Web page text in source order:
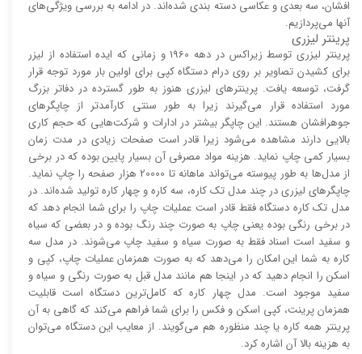
افشان، سه بعدی و عکاسی دسته بندی شده‌اند. در ادامه به بررسی ویژگی‌های
آنها می‌پردازیم.
پرینتر لیزری
پرینتر لیزری توسط زیراکس در دهه 1960 و زمانی که ایده استفاده از لیزر
برای کشیدن تصاویر بر روی درام دستگاه کپی برای اولین بار مورد توجه قرار
گرفت، توسعه یافت. پرینتر‌های لیزری هنوز به طور گسترده در دفاتر بزرگ
مورد استفاده قرار می‌گیرند زیرا به طور سنتی کارآمد‌‌تر از چاپگر‌های
جوهرافشان هستند. این چاپگر بیشتر در ادارات و شرکت‌هایی که حجم کاری
بالایی دارند مشاهده می‌شود زیرا قادر است صفحات زیادی در مدت زمان
بسیار کمی چاپ نماید. هزینه مواد مصرفی آن بسیار پایین بوده که در برخی
از مدل‌ها به طور پیوسته می‌تواند ماهانه تا 20000 هزار صفحه را چاپ نماید.
چاپگر‌های لیزری در چند مدل تک کاره، سه کاره و چهار کاره تولید شده‌اند. در
مدل تک کاره دستگاه فقط قادر است عملیات چاپ را برای شما انجام دهد که
در برخی رنگی بوده یعنی چاپ به صورت چند رنگ بوده و در بعضی که سیاه
و سفید است اسناد فقط به صورت سیاه و سفید چاپ می‌شوند. در مدل سه
کاره به شما این امکان را می‌دهد که به صورت همزمان عملیات چاپ، کپی و
اسکن را انجام دهید که در اینجا هم مانند مدل قبل به صورت رنگی و سیاه و
سفید موجود است. مدل چهار کاره که کامل‌ترین دستگاه است قابلیت
همزمان پرینت، کپی اسکن و فکس را برای شما فراهم می‌کند که گاهی به آن
پرینتر همه کاره یا چند منظوره هم می‌گویند. از معایب این دستگاه می‌توان
به هزینه بالا آن اشاره کرد.